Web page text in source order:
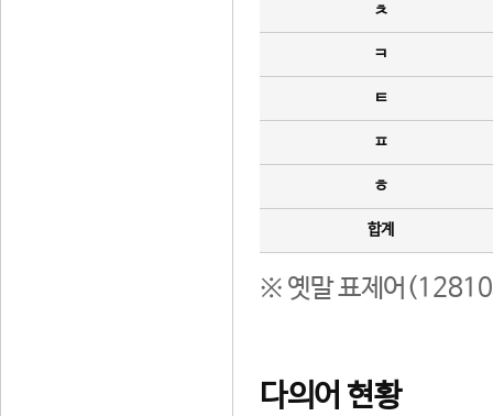
ㅊ
ㅋ
ㅌ
ㅍ
ㅎ
합계
※ 옛말 표제어(12810
다의어 현황